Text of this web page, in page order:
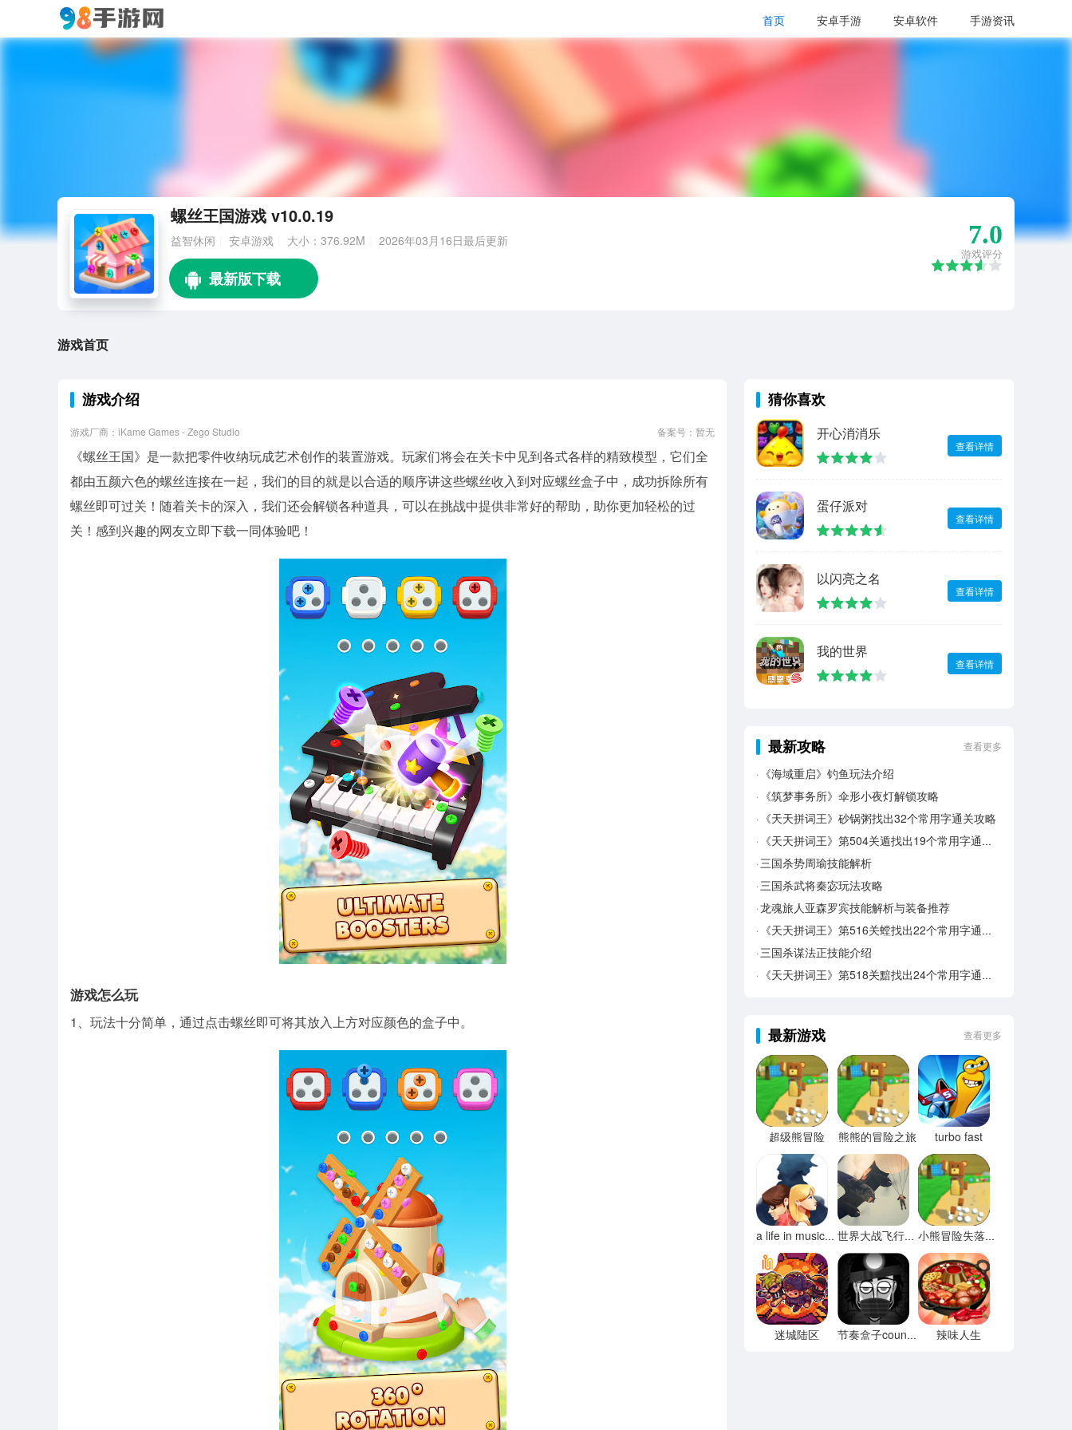
首页 安卓手游 安卓软件 手游资讯
螺丝王国游戏 v10.0.19
益智休闲 安卓游戏 大小：376.92M 2026年03月16日最后更新 7.0
游戏评分
游戏首页
游戏介绍
游戏厂商：iKame Games - Zego Studio 备案号：暂无
《螺丝王国》是一款把零件收纳玩成艺术创作的装置游戏。玩家们将会在关卡中见到各式各样的精致模型，它们全
都由五颜六色的螺丝连接在一起，我们的目的就是以合适的顺序讲这些螺丝收入到对应螺丝盒子中，成功拆除所有
螺丝即可过关！随着关卡的深入，我们还会解锁各种道具，可以在挑战中提供非常好的帮助，助你更加轻松的过
关！感到兴趣的网友立即下载一同体验吧！
游戏怎么玩
1、玩法十分简单，通过点击螺丝即可将其放入上方对应颜色的盒子中。
猜你喜欢
开心消消乐
查看详情
蛋仔派对
查看详情
以闪亮之名
查看详情
我的世界
查看详情
最新攻略 查看更多
《海域重启》钓鱼玩法介绍
《筑梦事务所》伞形小夜灯解锁攻略
《天天拼词王》砂锅粥找出32个常用字通关攻略
《天天拼词王》第504关遁找出19个常用字通关攻略
三国杀势周瑜技能解析
三国杀武将秦宓玩法攻略
龙魂旅人亚森罗宾技能解析与装备推荐
《天天拼词王》第516关螳找出22个常用字通关攻略
三国杀谋法正技能介绍
《天天拼词王》第518关黯找出24个常用字通关攻略
最新游戏 查看更多
超级熊冒险 熊熊的冒险之旅 turbo fast
a life in music音乐人生 世界大战飞行模拟器 小熊冒险失落之都
迷城陆区 节奏盒子county模组 辣味人生